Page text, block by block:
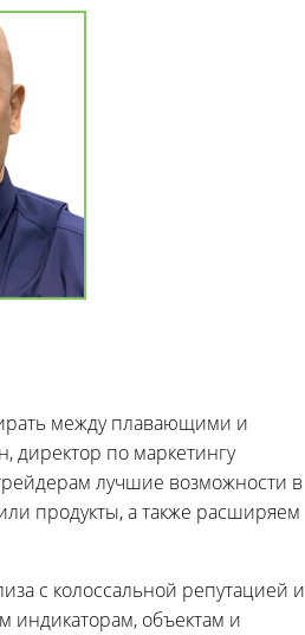
между плавающими и
директор по маркетингу
лучшие возможности в
продукты, а также расширяем
с колоссальной репутацией и
индикаторам, объектам и